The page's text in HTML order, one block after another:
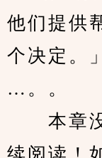
他们提供
个决定。
…。。
本章没